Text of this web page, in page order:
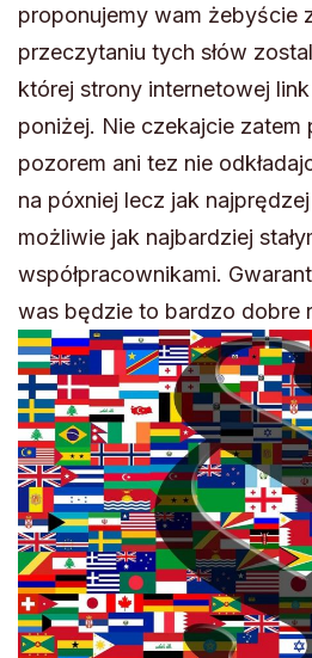
proponujemy wam żebyście
przeczytaniu tych słów
której strony internetowej
poniżej. Nie czekajcie zatem
pozorem ani tez nie
na póxniej lecz jak
możliwie jak najbardziej
współpracownikami.
was będzie to bardzo dobre